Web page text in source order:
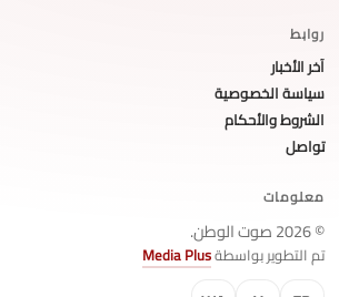
روابط
آخر الأخبار
سياسة الخصوصية
الشروط والأحكام
تواصل
معلومات
© 2026 صوت الوطن.
تم التطوير بواسطةMedia Plus